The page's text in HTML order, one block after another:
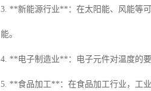
3. **新能源行业**：在太阳能、风能等
能。
4. **电子制造业**：电子元件对温度的
5. **食品加工**：在食品加工行业，工